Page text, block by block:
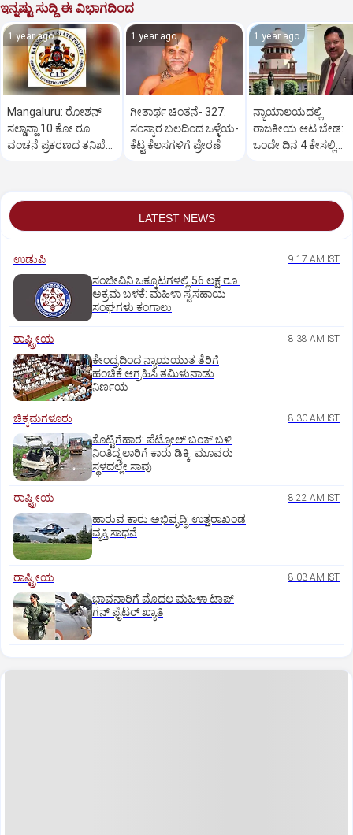
ಇನ್ನಷ್ಟು ಸುದ್ದಿ ಈ ವಿಭಾಗದಿಂದ
1 year ago
Mangaluru: ರೋಶನ್‌
ಸಲ್ಡಾನ್ಹಾ 10 ಕೋ.ರೂ.
ವಂಚನೆ ಪ್ರಕರಣದ ತನಿಖೆ
1 year ago
ಗೀತಾರ್ಥ ಚಿಂತನೆ- 327:
ಸಂಸ್ಕಾರ ಬಲದಿಂದ ಒಳ್ಳೆಯ-
ಕೆಟ್ಟ ಕೆಲಸಗಳಿಗೆ ಪ್ರೇರಣೆ
1 year ago
ನ್ಯಾಯಾಲಯದಲ್ಲಿ
ರಾಜಕೀಯ ಆಟ ಬೇಡ:
ಒಂದೇ ದಿನ 4 ಕೇಸಲ್ಲಿ
LATEST NEWS
ಉಡುಪಿ 9:17 AM IST
ಸಂಜೀವಿನಿ ಒಕ್ಕೂಟಗಳಲ್ಲಿ 56 ಲಕ್ಷ ರೂ.
ಅಕ್ರಮ ಬಳಕೆ: ಮಹಿಳಾ ಸ್ವಸಹಾಯ
ಸಂಘಗಳು ಕಂಗಾಲು
ರಾಷ್ಟ್ರೀಯ 8:38 AM IST
ಕೇಂದ್ರದಿಂದ ನ್ಯಾಯಯುತ ತೆರಿಗೆ
ಹಂಚಿಕೆ ಆಗ್ರಹಿಸಿ ತಮಿಳುನಾಡು
ನಿರ್ಣಯ
ಚಿಕ್ಕಮಗಳೂರು 8:30 AM IST
ಕೊಟ್ಟಿಗೆಹಾರ: ಪೆಟ್ರೋಲ್ ಬಂಕ್ ಬಳಿ
ನಿಂತಿದ್ದ ಲಾರಿಗೆ ಕಾರು ಡಿಕ್ಕಿ: ಮೂವರು
ಸ್ಥಳದಲ್ಲೇ ಸಾವು
ರಾಷ್ಟ್ರೀಯ 8:22 AM IST
ಹಾರುವ ಕಾರು ಅಭಿವೃದ್ಧಿ: ಉತ್ತರಾಖಂಡ
ವ್ಯಕ್ತಿ ಸಾಧನೆ
ರಾಷ್ಟ್ರೀಯ 8:03 AM IST
ಭಾವನಾರಿಗೆ ಮೊದಲ ಮಹಿಳಾ ಟಾಪ್‌
ಗನ್‌ ಫೈಟರ್‌ ಖ್ಯಾತಿ